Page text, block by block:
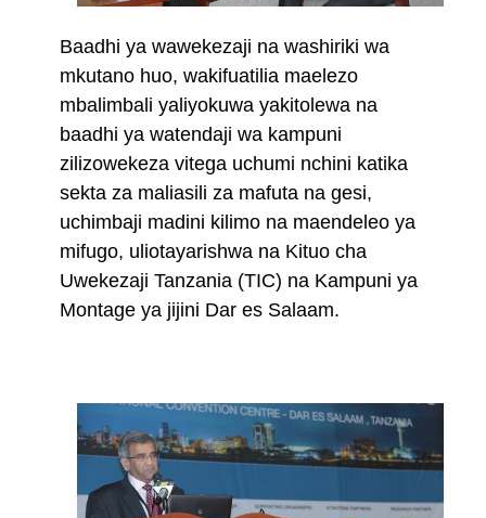
Baadhi ya wawekezaji na washiriki wa
mkutano huo, wakifuatilia maelezo
mbalimbali yaliyokuwa yakitolewa na
baadhi ya watendaji wa kampuni
zilizowekeza vitega uchumi nchini katika
sekta za maliasili za mafuta na gesi,
uchimbaji madini kilimo na maendeleo ya
mifugo, uliotayarishwa na Kituo cha
Uwekezaji Tanzania (TIC) na Kampuni ya
Montage ya jijini Dar es Salaam.